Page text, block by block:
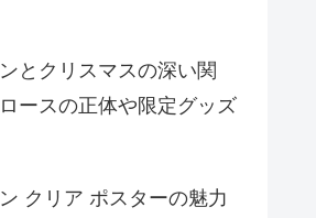
とクリスマスの深い関
ースの正体や限定グッズ
クリア ポスターの魅力